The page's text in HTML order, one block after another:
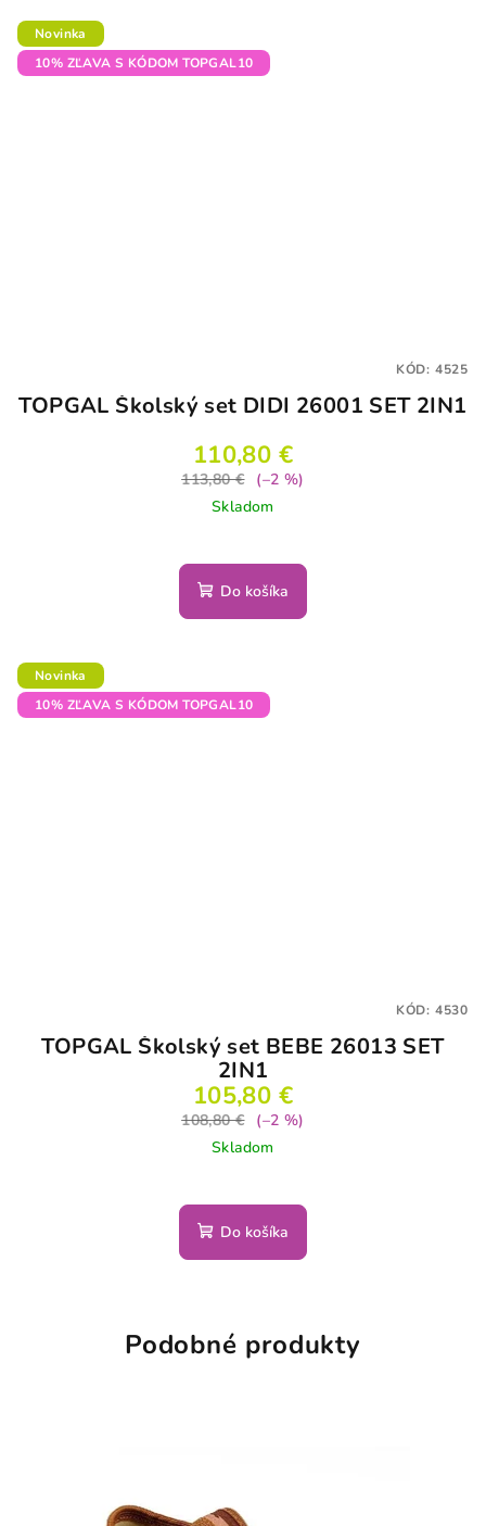
Novinka
10% ZĽAVA S KÓDOM TOPGAL10
TOPGAL Školský set DIDI 26001 SET 2IN1
110,80 €
113,80 €
(–2 %)
Skladom
Do košíka
KÓD: 4525
Novinka
10% ZĽAVA S KÓDOM TOPGAL10
TOPGAL Školský set BEBE 26013 SET
2IN1
105,80 €
108,80 €
(–2 %)
Skladom
Do košíka
KÓD: 4530
Podobné produkty